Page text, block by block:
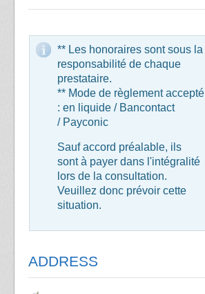
** Les honoraires sont sous la
responsabilité de chaque
prestataire.
** Mode de règlement accepté
: en liquide / Bancontact
/ Payconic
Sauf accord préalable, ils
sont à payer dans l'intégralité
lors de la consultation.
Veuillez donc prévoir cette
situation.
ADDRESS